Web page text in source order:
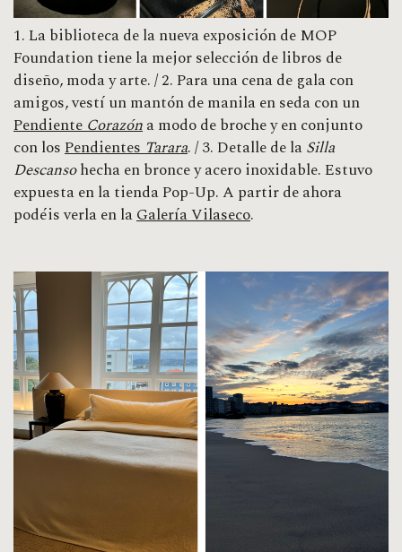
1. La biblioteca de la nueva exposición de MOP
Foundation tiene la mejor selección de libros de
diseño, moda y arte. / 2. Para una cena de gala con
amigos, vestí un mantón de manila en seda con un
PendienteCorazóna modo de broche y en conjunto
con losPendientesTarara. / 3. Detalle de laSilla
Descansohecha en bronce y acero inoxidable. Estuvo
expuesta en la tienda Pop-Up. A partir de ahora
podéis verla en laGalería Vilaseco.